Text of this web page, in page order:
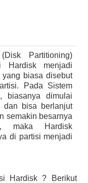
Partitioning)
Hardisk menjadi
yang biasa disebut
Pada Sistem
biasanya dimulai
dan bisa berlanjut
semakin besarnya
maka Hardisk
di partisi menjadi
Hardisk ? Berikut